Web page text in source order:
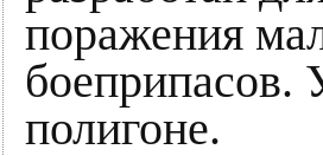
поражения
полигоне.